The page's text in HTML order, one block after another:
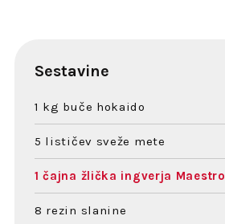
Sestavine
1 kg buče hokaido
5 lističev sveže mete
1 čajna žlička ingverja Maestro
8 rezin slanine